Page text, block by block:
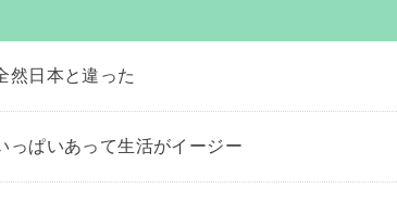
然日本と違った
っぱいあって生活がイージー